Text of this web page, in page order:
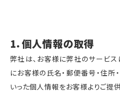
1．個人情報の取得
弊社は、お客様に弊社のサービ
にお客様の氏名・郵便番号・住所
いった個人情報をお客様よりご提